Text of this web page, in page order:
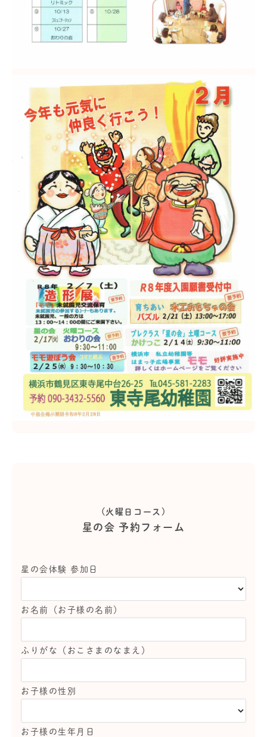
(火曜日コース)
星の会 予約フォーム
星の会体験 参加日
お名前（お子様の名前）
ふりがな（おこさまのなまえ）
お子様の性別
お子様の生年月日